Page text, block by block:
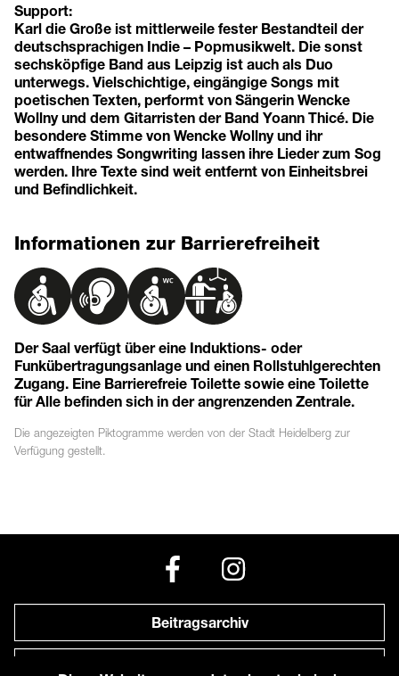
Support:
Karl die Große ist mittlerweile fester Bestandteil der
deutschsprachigen Indie – Popmusikwelt. Die sonst
sechsköpfige Band aus Leipzig ist auch als Duo
unterwegs. Vielschichtige, eingängige Songs mit
poetischen Texten, performt von Sängerin Wencke
Wollny und dem Gitarristen der Band Yoann Thicé. Die
besondere Stimme von Wencke Wollny und ihr
entwaffnendes Songwriting lassen ihre Lieder zum Sog
werden. Ihre Texte sind weit entfernt von Einheitsbrei
und Befindlichkeit.
Informationen zur Barrierefreiheit
Der Saal verfügt über eine Induktions- oder
Funkübertragungsanlage und einen Rollstuhlgerechten
Zugang. Eine Barrierefreie Toilette sowie eine Toilette
für Alle befinden sich in der angrenzenden Zentrale.
Die angezeigten Piktogramme werden von der Stadt Heidelberg zur
Verfügung gestellt.
Beitragsarchiv